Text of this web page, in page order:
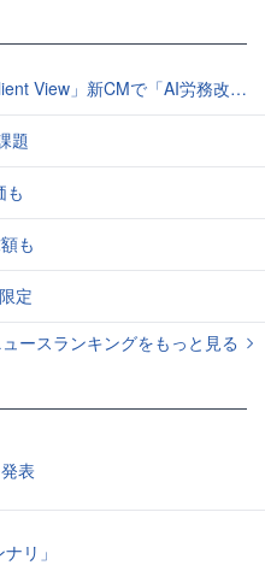
ピール 働き方をAIが分析したら「すぐに休んで」と言われる？
題
も
も
定
ースランキングをもっと見る
表
リ」